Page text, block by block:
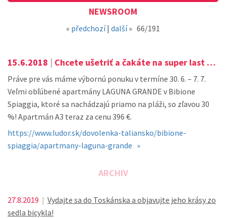
NEWSROOM
« předchozí| další» 66/191
15.6.2018 | Chcete ušetriť a čakáte na super last minute zľavu?
Práve pre vás máme výbornú ponuku v termíne 30. 6. – 7. 7.
Veľmi obľúbené apartmány LAGUNA GRANDE v Bibione
Spiaggia, ktoré sa nachádzajú priamo na pláži, so zľavou 30
%! Apartmán A3 teraz za cenu 396 €.
https://www.ludor.sk/dovolenka-taliansko/bibione-
spiaggia/apartmany-laguna-grande »
ARCHIV
27.8.2019 | Vydajte sa do Toskánska a objavujte jeho krásy zo
sedla bicykla!